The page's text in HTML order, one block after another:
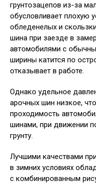
грунтозацепов из-за
обусловливает плохую
обледенелых и
шина при заезде в
автомобилями с
ширины катится по
отказывает в работе.
Однако удельное
арочных шин низкое,
проходимость
шинами, при движении
грунту.
Лучшими качествами
в зимних условиях
с комбинированным